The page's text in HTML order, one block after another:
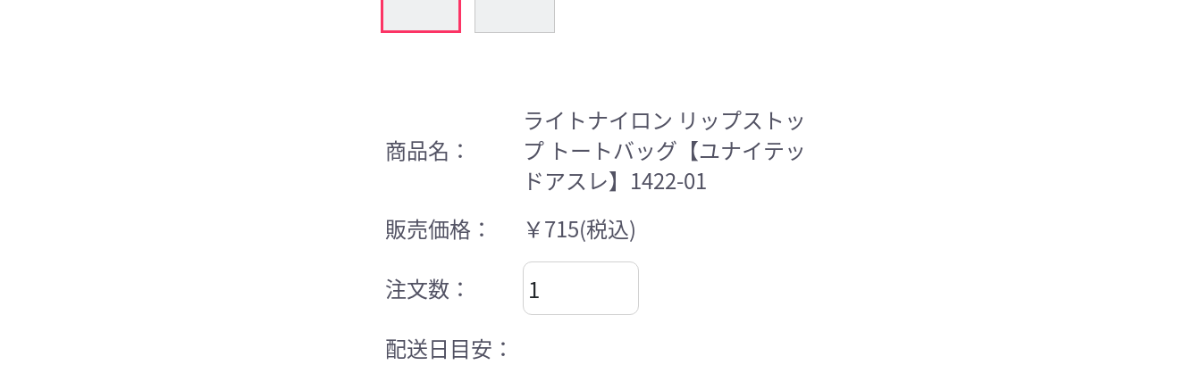
商品名：
ライトナイロン リップストッ
プ トートバッグ【ユナイテッ
ドアスレ】1422-01
販売価格：
￥715(税込)
注文数：
配送日目安：